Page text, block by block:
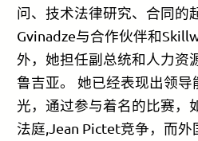
问、技术法律研究、合同的
Gvinadze与合作伙伴和
外，她担任副总统和人力资
鲁吉亚。 她已经表现出领
光，通过参与着名的比赛，
法庭,Jean Pictet竞争，而